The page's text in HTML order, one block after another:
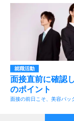
就職活動
面接直前に確認
のポイント
面接の前日こそ、美容パッ